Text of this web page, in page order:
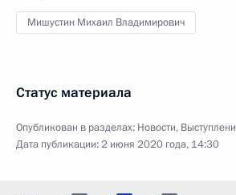
Мишустин Михаил Владимирович
Статус материала
Опубликован в разделах: Новости,
Дата публикации:2 июня 2020 года, 14:30